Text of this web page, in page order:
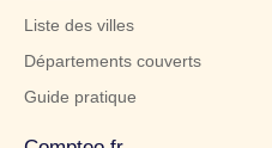
Liste des villes
Départements couverts
Guide pratique